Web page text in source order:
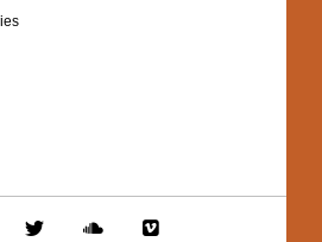
Go Go Go